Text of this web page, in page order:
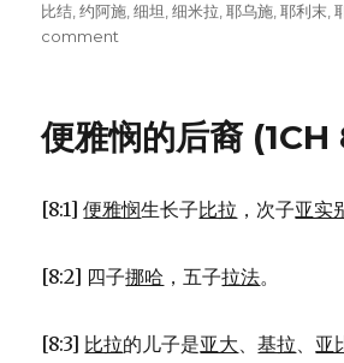
比结 ,约阿施 ,细坦 ,细米拉 ,耶乌施 ,耶利末 ,
comment
的
(1CH
便雅悯的后裔 (1CH
[8:1]便雅悯生长子比拉 ，次子亚实
[8:2] 四子挪哈 ，五子拉法。
[8:3] 比拉的儿子是亚大、基拉、 亚